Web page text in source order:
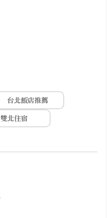
台北飯店推薦
雙北住宿